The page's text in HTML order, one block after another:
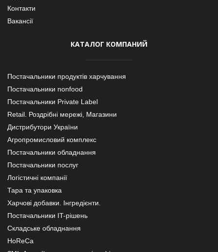
Контакти
Вакансії
КАТАЛОГ КОМПАНИЙ
Постачальники продуктів харчування
Постачальники nonfood
Постачальники Private Label
Retail. Роздрібні мережі, Магазини
Дистрибутори України
Агропромисловий комплекс
Постачальники обладнання
Постачальники послуг
Логістичні компанії
Тара та упаковка
Харчові добавки. Інгредієнти.
Постачальники IT-рішень
Складське обладнання
HoReCa